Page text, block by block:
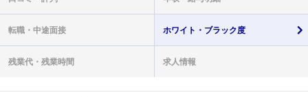
転職・ 中途面接 ホワイト・ ブラック度
残業代・ 残業時間 求人情報